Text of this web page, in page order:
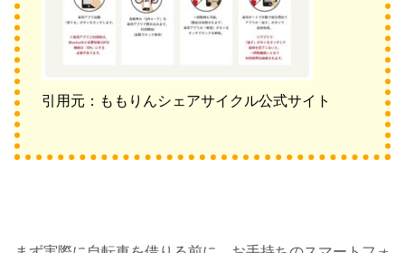
引用元：ももりんシェアサイクル公式サイト